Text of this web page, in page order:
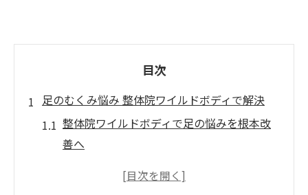
目次
足のむくみ悩み 整体院ワイルドボディで解決
整体院ワイルドボディで足の悩みを根本改
善へ
慢性的なむくみもワイルドボディで軽やか